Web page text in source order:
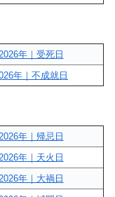
年｜受死日
年｜不成就日
年｜帰忌日
年｜天火日
年｜大禍日